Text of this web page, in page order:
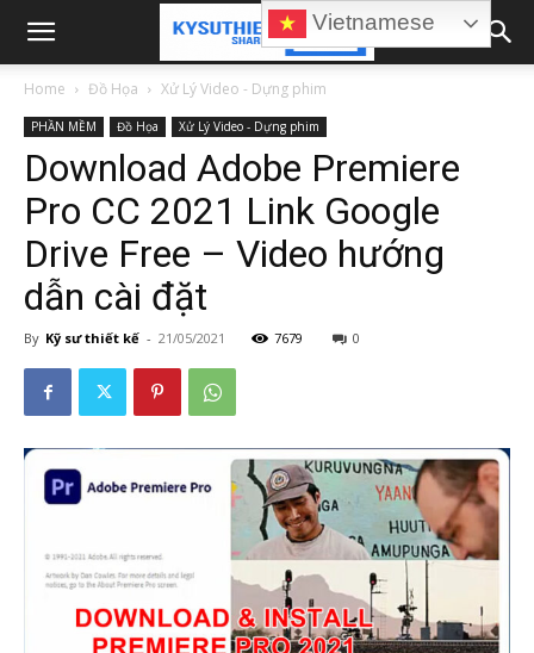
Home Đồ Họa Xử Lý Video - Dựng phim
PHẦN MỀM Đồ Họa Xử Lý Video - Dựng phim
Download Adobe Premiere
Pro CC 2021 Link Google
Drive Free – Video hướng
dẫn cài đặt
By Kỹ sư thiết kế - 21/05/2021 7679 0
Vietnamese